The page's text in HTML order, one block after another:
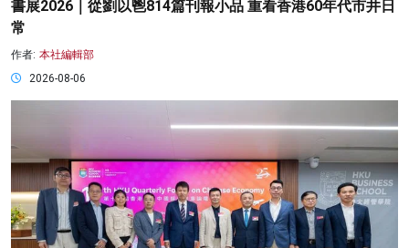
書展2026｜從劉以鬯814篇刊報小品 重看香港60年代市井日
常
作者: 本社編輯部
2026-08-06